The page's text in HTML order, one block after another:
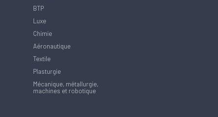
BTP
Luxe
Chimie
Aéronautique
Textile
Plasturgie
Mécanique, métallurgie,
machines et robotique